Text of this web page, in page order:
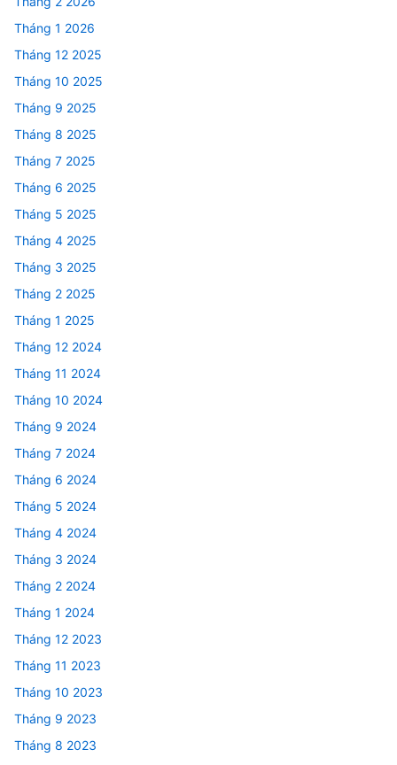
Tháng 1 2026
Tháng 12 2025
Tháng 10 2025
Tháng 9 2025
Tháng 8 2025
Tháng 7 2025
Tháng 6 2025
Tháng 5 2025
Tháng 4 2025
Tháng 3 2025
Tháng 2 2025
Tháng 1 2025
Tháng 12 2024
Tháng 11 2024
Tháng 10 2024
Tháng 9 2024
Tháng 7 2024
Tháng 6 2024
Tháng 5 2024
Tháng 4 2024
Tháng 3 2024
Tháng 2 2024
Tháng 1 2024
Tháng 12 2023
Tháng 11 2023
Tháng 10 2023
Tháng 9 2023
Tháng 8 2023